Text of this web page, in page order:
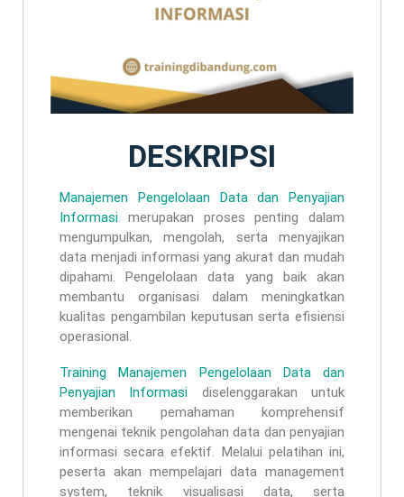
DESKRIPSI
Manajemen Pengelolaan Data dan Penyajian
Informasi merupakan proses penting dalam
mengumpulkan, mengolah, serta menyajikan
data menjadi informasi yang akurat dan mudah
dipahami. Pengelolaan data yang baik akan
membantu organisasi dalam meningkatkan
kualitas pengambilan keputusan serta efisiensi
operasional.
Training Manajemen Pengelolaan Data dan
Penyajian Informasi diselenggarakan untuk
memberikan pemahaman komprehensif
mengenai teknik pengolahan data dan penyajian
informasi secara efektif. Melalui pelatihan ini,
peserta akan mempelajari data management
system, teknik visualisasi data, serta